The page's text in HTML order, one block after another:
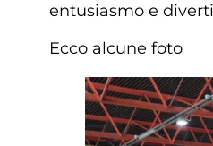
entusiasmo e
Ecco alcune foto